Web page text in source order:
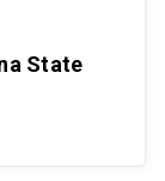
State